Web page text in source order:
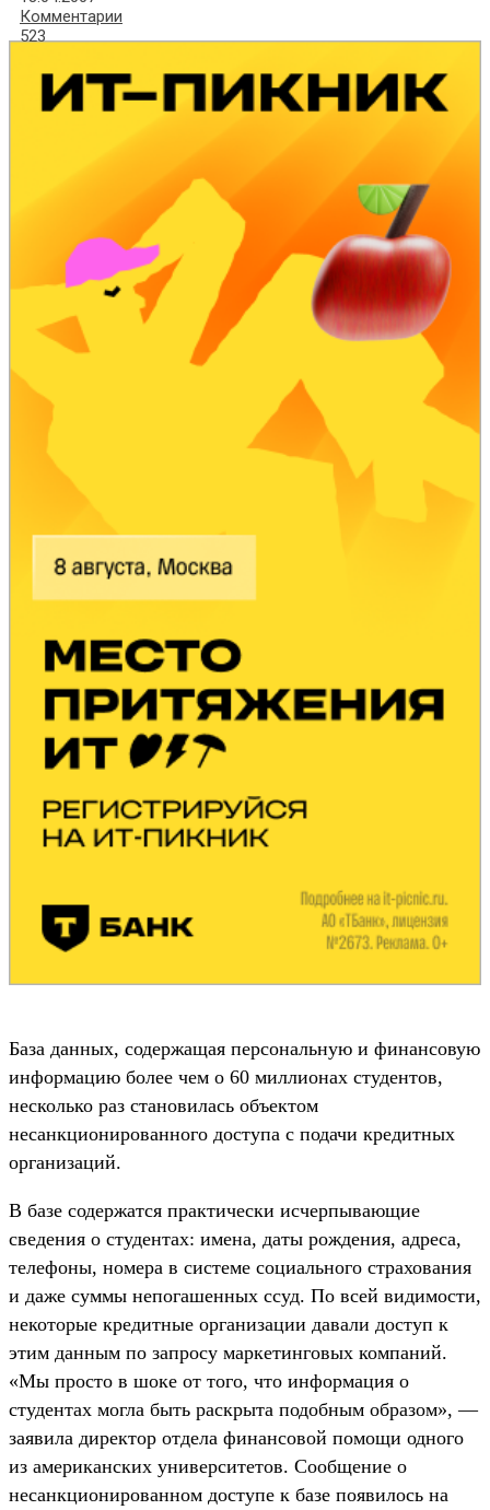
Комментарии
523
База данных, содержащая персональную и финансовую
информацию более чем о 60 миллионах студентов,
несколько раз становилась объектом
несанкционированного доступа с подачи кредитных
организаций.
В базе содержатся практически исчерпывающие
сведения о студентах: имена, даты рождения, адреса,
телефоны, номера в системе социального страхования
и даже суммы непогашенных ссуд. По всей видимости,
некоторые кредитные организации давали доступ к
этим данным по запросу маркетинговых компаний.
«Мы просто в шоке от того, что информация о
студентах могла быть раскрыта подобным образом», —
заявила директор отдела финансовой помощи одного
из американских университетов. Сообщение о
несанкционированном доступе к базе появилось на